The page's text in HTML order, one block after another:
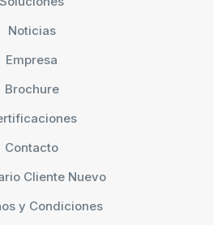
Noticias
Empresa
Brochure
Contacto
Cliente Nuevo
y Condiciones